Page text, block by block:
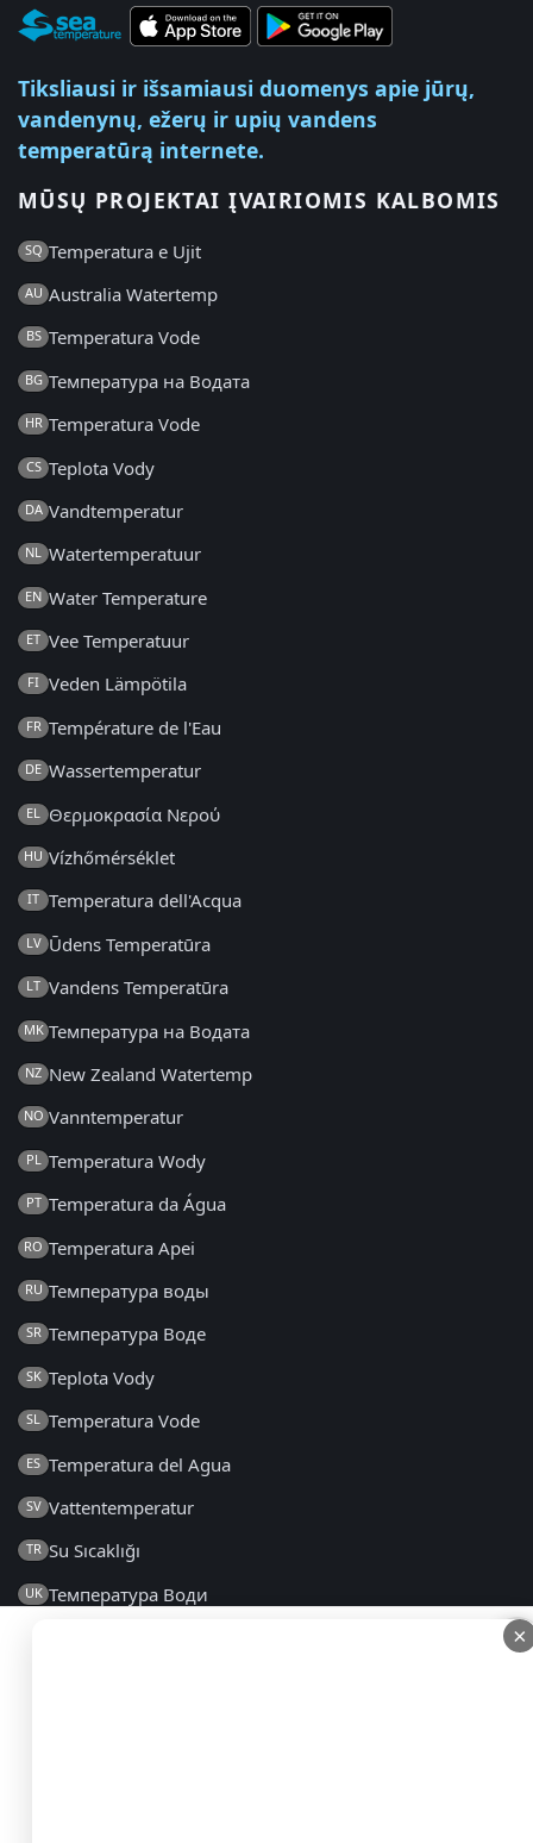
×
Tiksliausi ir išsamiausi duomenys apie jūrų,
vandenynų, ežerų ir upių vandens
temperatūrą internete.
MŪSŲ PROJEKTAI ĮVAIRIOMIS KALBOMIS
SQ Temperatura e Ujit
AU Australia Watertemp
BS Temperatura Vode
BG Температура на Водата
HR Temperatura Vode
CS Teplota Vody
DA Vandtemperatur
NL Watertemperatuur
EN Water Temperature
ET Vee Temperatuur
FI Veden Lämpötila
FR Température de l'Eau
DE Wassertemperatur
EL Θερμοκρασία Νερού
HU Vízhőmérséklet
IT Temperatura dell'Acqua
LV Ūdens Temperatūra
LT Vandens Temperatūra
MK Температура на Водата
NZ New Zealand Watertemp
NO Vanntemperatur
PL Temperatura Wody
PT Temperatura da Água
RO Temperatura Apei
RU Температура воды
SR Температура Воде
SK Teplota Vody
SL Temperatura Vode
ES Temperatura del Agua
SV Vattentemperatur
TR Su Sıcaklığı
UK Температура Води
×